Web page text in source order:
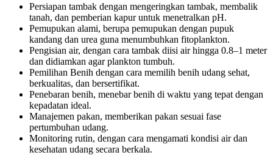
Persiapan tambak dengan mengeringkan tambak, membalik
tanah, dan pemberian kapur untuk menetralkan pH.
Pemupukan alami, berupa pemupukan dengan pupuk
kandang dan urea guna menumbuhkan fitoplankton.
Pengisian air, dengan cara tambak diisi air hingga 0.8–1 meter
dan didiamkan agar plankton tumbuh.
Pemilihan Benih dengan cara memilih benih udang sehat,
berkualitas, dan bersertifikat.
Penebaran benih, menebar benih di waktu yang tepat dengan
kepadatan ideal.
Manajemen pakan, memberikan pakan sesuai fase
pertumbuhan udang.
Monitoring rutin, dengan cara mengamati kondisi air dan
kesehatan udang secara berkala.